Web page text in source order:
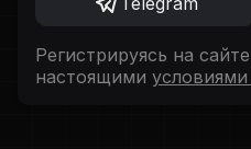
Регистрируясь на
настоящими